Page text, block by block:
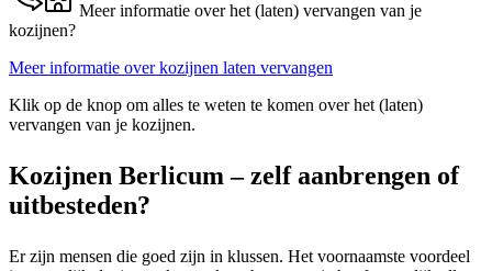
Meer informatie over het (laten) vervangen van je
kozijnen?
Meer informatie over kozijnen laten vervangen
Klik op de knop om alles te weten te komen over het (laten)
vervangen van je kozijnen.
Kozijnen Berlicum – zelf aanbrengen of
uitbesteden?
Er zijn mensen die goed zijn in klussen. Het voornaamste voordeel